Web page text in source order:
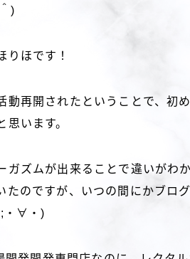
)
りほです！
動再開されたということで、初
思います。
ガズムが出来ることで違いがわ
たのですが、いつの間にかブロ
・∀・)